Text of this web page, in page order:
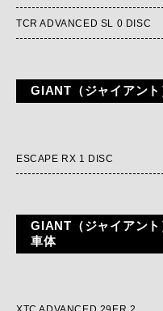
TCR ADVANCED SL 0 DISC
GIANT（ジャイアン
ESCAPE RX 1 DISC
GIANT（ジャイアン
車体